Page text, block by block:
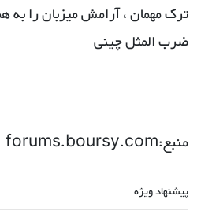
ترک مهمان ، آرامش میزبان را به
ضرب المثل چینی
منبع:forums.boursy.com
پیشنهاد ویژه